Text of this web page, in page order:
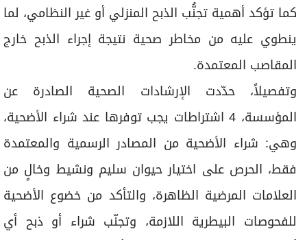
ﻛﻤﺎ ﺗﺆﻛﺪ أﻫﻤﻴﺔ ﺗﺠﻨُّﺐ اﻟﺬﺑﺢ اﻟﻤﻨﺰﻟﻲ أو ﻏﻴﺮ اﻟﻨﻈﺎﻣﻲ، ﻟﻤﺎ
ﻳﻨﻄﻮي ﻋﻠﻴﻪ ﻣﻦ ﻣﺨﺎﻃﺮ ﺻﺤﻴﺔ ﻧﺘﻴﺠﺔ إﺟﺮاء اﻟﺬﺑﺢ ﺧﺎرج
اﻟﻤﻘﺎﺻﺐ اﻟﻤﻌﺘﻤﺪة.
وتفصيلاً، حدّدت اﻹرﺷﺎدات اﻟﺼﺤﻴﺔ الصادرة عن
المؤسسة، 4 اشتراطات يجب توفرها عند شراء اﻷﺿﺤﻴﺔ،
وهي: ﺷﺮاء اﻷﺿﺤﻴﺔ ﻣﻦ اﻟﻤﺼﺎدر اﻟﺮﺳﻤﻴﺔ واﻟﻤﻌﺘﻤﺪة
ﻓﻘﻂ، اﻟﺤﺮص ﻋﻠﻰ اﺧﺘﻴﺎر ﺣﻴﻮان ﺳﻠﻴﻢ وﻧﺸﻴﻂ وﺧﺎلٍ ﻣﻦ
اﻟﻌﻼﻣﺎت اﻟﻤﺮﺿﻴﺔ اﻟﻈﺎﻫﺮة، واﻟﺘﺄﻛﺪ ﻣﻦ ﺧﻀﻮع اﻷﺿﺤﻴﺔ
ﻟﻠﻔﺤﻮﺻﺎت اﻟﺒﻴﻄﺮﻳﺔ اﻟﻼزمة، وﺗﺠﻨّﺐ ﺷﺮاء أو ذﺑﺢ أي